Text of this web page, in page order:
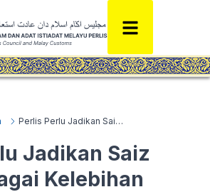
Perlis Perlu Jadikan Saiz Kecil Sebagai Kelebihan Strategik – Raja Muda Perlis
Jadikan Saiz
Kelebihan